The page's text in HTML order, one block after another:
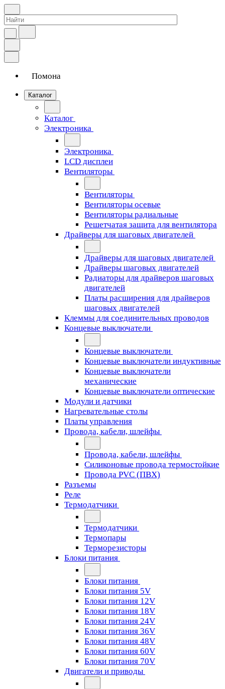
Помона
Каталог
Каталог
Электроника
Электроника
LCD дисплеи
Вентиляторы
Вентиляторы
Вентиляторы осевые
Вентиляторы радиальные
Решетчатая защита для вентилятора
Драйверы для шаговых двигателей
Драйверы для шаговых двигателей
Драйверы шаговых двигателей
Радиаторы для драйверов шаговых
двигателей
Платы расширения для драйверов
шаговых двигателей
Клеммы для соединительных проводов
Концевые выключатели
Концевые выключатели
Концевые выключатели индуктивные
Концевые выключатели
механические
Концевые выключатели оптические
Модули и датчики
Нагревательные столы
Платы управления
Провода, кабели, шлейфы
Провода, кабели, шлейфы
Силиконовые провода термостойкие
Провода PVC (ПВХ)
Разъемы
Реле
Термодатчики
Термодатчики
Термопары
Терморезисторы
Блоки питания
Блоки питания
Блоки питания 5V
Блоки питания 12V
Блоки питания 18V
Блоки питания 24V
Блоки питания 36V
Блоки питания 48V
Блоки питания 60V
Блоки питания 70V
Двигатели и приводы